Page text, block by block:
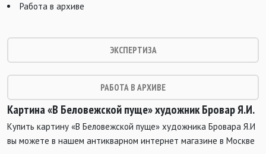
Работа в архиве
ЭКСПЕРТИЗА
РАБОТА В АРХИВЕ
Картина «В Беловежской пуще» художник Бровар Я.И.
Купить картину «В Беловежской пуще» художника Бровара Я.И
вы можете в нашем антикварном интернет магазине в Москве